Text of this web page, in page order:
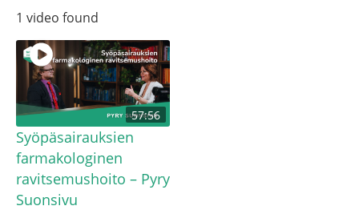
1 video found
57:56
Syöpäsairauksien
farmakologinen
ravitsemushoito – Pyry
Suonsivu